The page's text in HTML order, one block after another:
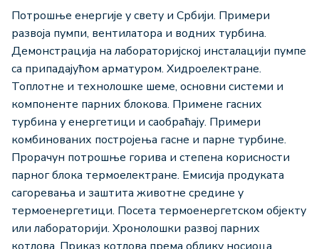
Потрошње енергије у свету и Србији. Примери
развоја пумпи, вентилатора и водних турбина.
Демонстрација на лабораторијској инсталацији пумпе
са припадајућом арматуром. Хидроелектране.
Топлотне и технолошке шеме, основни системи и
компоненте парних блокова. Примене гасних
турбина у енергетици и саобраћају. Примери
комбинованих постројења гасне и парне турбине.
Прорачун потрошње горива и степена корисности
парног блока термоелектране. Емисија продуката
сагоревања и заштита животне средине у
термоенергетици. Посета термоенергетском објекту
или лабораторији. Хронолошки развој парних